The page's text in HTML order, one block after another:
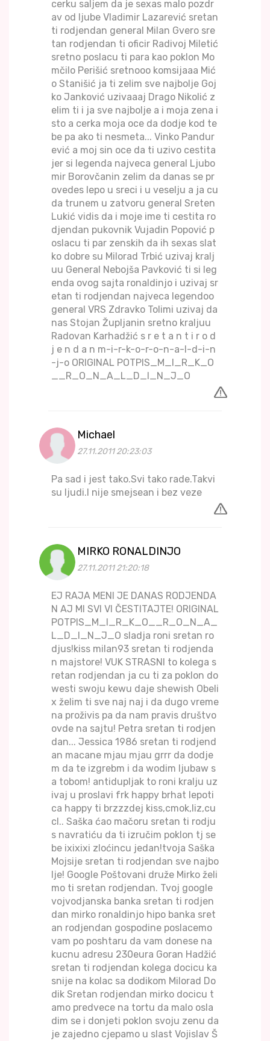
cerku saljem da je sexas malo pozdr
av od ljube Vladimir Lazarević sretan
ti rodjendan general Milan Gvero sre
tan rodjendan ti oficir Radivoj Miletić
sretno poslacu ti para kao poklon Mo
mčilo Perišić sretnooo komsijaaa Mić
o Stanišić ja ti zelim sve najbolje Goj
ko Janković uzivaaaj Drago Nikolić z
elim ti i ja sve najbolje a i moja zena i
sto a cerka moja oce da dodje kod te
be pa ako ti nesmeta... Vinko Pandur
ević a moj sin oce da ti uzivo cestita
jer si legenda najveca general Ljubo
mir Borovčanin zelim da danas se pr
ovedes lepo u sreci i u veselju a ja cu
da trunem u zatvoru general Sreten
Lukić vidis da i moje ime ti cestita ro
djendan pukovnik Vujadin Popović p
oslacu ti par zenskih da ih sexas slat
ko dobre su Milorad Trbić uzivaj kralj
uu General Nebojša Pavković ti si leg
enda ovog sajta ronaldinjo i uzivaj sr
etan ti rodjendan najveca legendoo
general VRS Zdravko Tolimi uzivaj da
nas Stojan Župljanin sretno kraljuu
Radovan Karhadžić s r e t a n t i r o d
j e n d a n m-i-r-k-o-r-o-n-a-l-d-i-n
-j-o ORIGINAL POTPIS_M_I_R_K_O
__R_O_N_A_L_D_I_N_J_O
Michael
27.11.2011 20:23:03
Pa sad i jest tako.Svi tako rade.Takvi
su ljudi.I nije smejsean i bez veze
MIRKO RONALDINJO
27.11.2011 21:20:18
EJ RAJA MENI JE DANAS RODJENDA
N AJ MI SVI VI ČESTITAJTE! ORIGINAL
POTPIS_M_I_R_K_O__R_O_N_A_
L_D_I_N_J_O sladja roni sretan ro
djus!kiss milan93 sretan ti rodjenda
n majstore! VUK STRASNI to kolega s
retan rodjendan ja cu ti za poklon do
westi swoju kewu daje shewish Obeli
x želim ti sve naj naj i da dugo vreme
na proživis pa da nam pravis društvo
ovde na sajtu! Petra sretan ti rodjen
dan... Jessica 1986 sretan ti rodjend
an macane mjau mjau grrr da dodje
m da te izgrebm i da wodim ljubaw s
a tobom! antidupljak to roni kralju uz
ivaj u proslavi frk happy brhat lepoti
ca happy ti brzzzdej kiss,cmok,liz,cu
cl.. Saška ćao mačoru sretan ti rodju
s navratiću da ti izručim poklon tj se
be ixixixi zloćincu jedan!tvoja Saška
Mojsije sretan ti rodjendan sve najbo
lje! Google Poštovani druže Mirko želi
mo ti sretan rodjendan. Tvoj google
vojvodjanska banka sretan ti rodjen
dan mirko ronaldinjo hipo banka sret
an rodjendan gospodine poslacemo
vam po poshtaru da vam donese na
kucnu adresu 230eura Goran Hadžić
sretan ti rodjendan kolega docicu ka
snije na kolac sa dodikom Milorad Do
dik Sretan rodjendan mirko docicu t
amo predvece na tortu da malo osla
dim se i donjeti poklon svoju zenu da
je zajedno cjepamo u slast Vojislav Š